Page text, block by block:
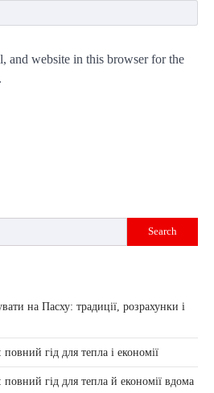
and website in this browser for the
Search
на Пасху: традиції, розрахунки і
гід для тепла і економії
повний гід для тепла й економії вдома